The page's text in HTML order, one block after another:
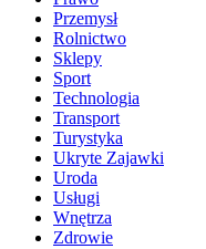
Przemysł
Rolnictwo
Sklepy
Sport
Technologia
Transport
Turystyka
Ukryte Zajawki
Uroda
Usługi
Wnętrza
Zdrowie